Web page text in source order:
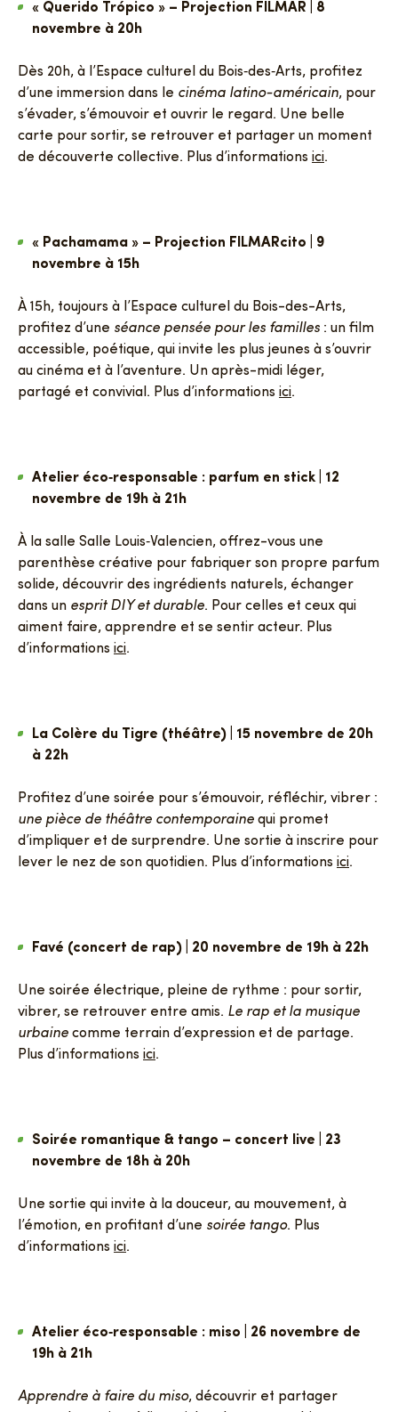
« Querido Trópico » – Projection FILMAR | 8
novembre à 20h
Dès 20h, à l’Espace culturel du Bois‑des‑Arts, profitez
d’une immersion dans le cinéma latino-américain, pour
s’évader, s’émouvoir et ouvrir le regard. Une belle
carte pour sortir, se retrouver et partager un moment
de découverte collective. Plus d’informations ici.
« Pachamama » – Projection FILMARcito | 9
novembre à 15h
À 15h, toujours à l’Espace culturel du Bois-des-Arts,
profitez d’une séance pensée pour les familles : un film
accessible, poétique, qui invite les plus jeunes à s’ouvrir
au cinéma et à l’aventure. Un après-midi léger,
partagé et convivial. Plus d’informations ici.
Atelier éco‑responsable : parfum en stick | 12
novembre de 19h à 21h
À la salle Salle Louis‑Valencien, offrez-vous une
parenthèse créative pour fabriquer son propre parfum
solide, découvrir des ingrédients naturels, échanger
dans un esprit DIY et durable. Pour celles et ceux qui
aiment faire, apprendre et se sentir acteur. Plus
d’informations ici.
La Colère du Tigre (théâtre) | 15 novembre de 20h
à 22h
Profitez d’une soirée pour s’émouvoir, réfléchir, vibrer :
une pièce de théâtre contemporaine qui promet
d’impliquer et de surprendre. Une sortie à inscrire pour
lever le nez de son quotidien. Plus d’informations ici.
Favé (concert de rap) | 20 novembre de 19h à 22h
Une soirée électrique, pleine de rythme : pour sortir,
vibrer, se retrouver entre amis. Le rap et la musique
urbaine comme terrain d’expression et de partage.
Plus d’informations ici.
Soirée romantique & tango – concert live | 23
novembre de 18h à 20h
Une sortie qui invite à la douceur, au mouvement, à
l’émotion, en profitant d’une soirée tango. Plus
d’informations ici.
Atelier éco‑responsable : miso | 26 novembre de
19h à 21h
Apprendre à faire du miso, découvrir et partager